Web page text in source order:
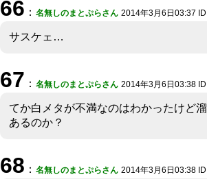
66 ： 名無しのまとぷらさん 2014年3月6日03:37
サスケェ…
67 ： 名無しのまとぷらさん 2014年3月6日03:38
てか白メタが不満なのはわかったけど
あるのか？
68 ： 名無しのまとぷらさん 2014年3月6日03:38